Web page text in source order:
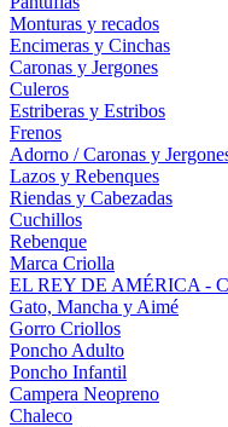
Monturas y recados
Encimeras y Cinchas
Caronas y Jergones
Culeros
Estriberas y Estribos
Frenos
Adorno / Caronas y
Lazos y Rebenques
Riendas y Cabezadas
Cuchillos
Rebenque
Marca Criolla
EL REY DE AMÉRICA -
Gato, Mancha y Aimé
Gorro Criollos
Poncho Adulto
Poncho Infantil
Campera Neopreno
Chaleco